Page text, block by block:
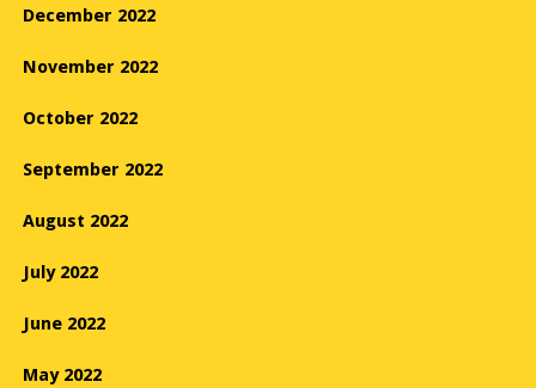
December 2022
November 2022
October 2022
September 2022
August 2022
July 2022
June 2022
May 2022